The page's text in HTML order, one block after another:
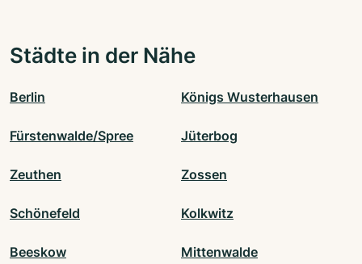
Städte in der Nähe
Berlin Königs Wusterhausen
Fürstenwalde/Spree Jüterbog
Zeuthen Zossen
Schönefeld Kolkwitz
Beeskow Mittenwalde